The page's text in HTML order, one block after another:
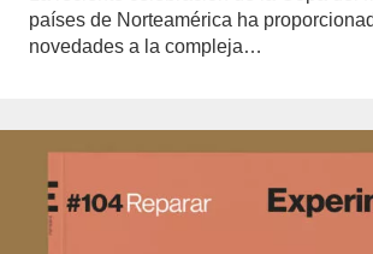
países de Norteamérica ha
novedades a la compleja…